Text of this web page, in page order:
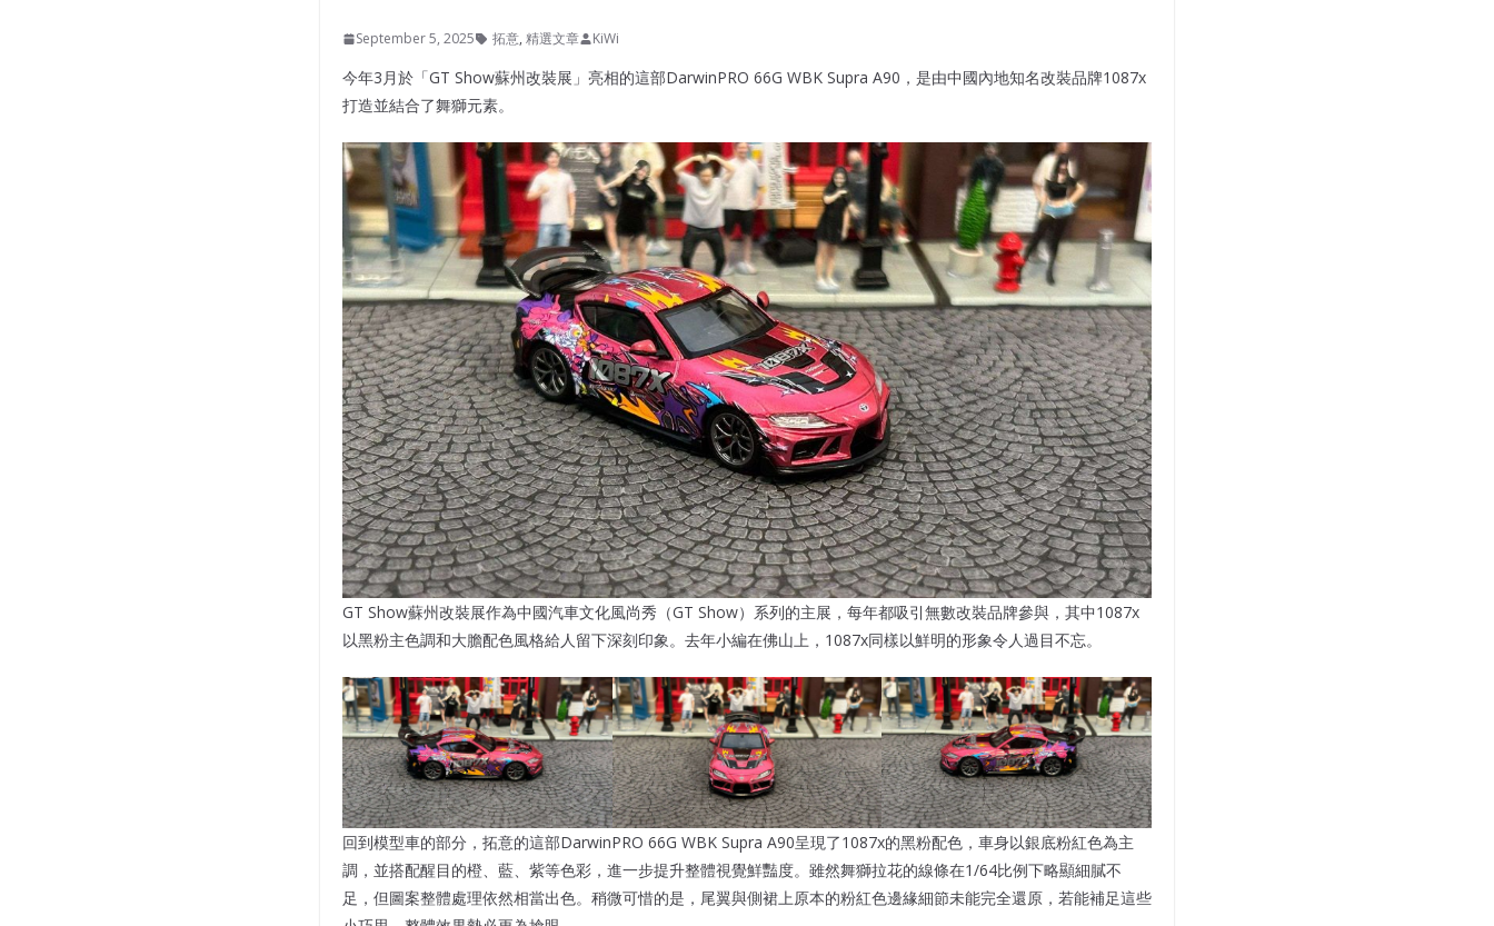
September 5, 2025 拓意, 精選文章 KiWi
今年3月於「GT Show蘇州改裝展」亮相的這部DarwinPRO 66G WBK Supra A90，是由中國內地知名改裝品牌1087x
打造並結合了舞獅元素。
GT Show蘇州改裝展作為中國汽車文化風尚秀（GT Show）系列的主展，每年都吸引無數改裝品牌參與，其中1087x
以黑粉主色調和大膽配色風格給人留下深刻印象。去年小編在佛山上，1087x同樣以鮮明的形象令人過目不忘。
回到模型車的部分，拓意的這部DarwinPRO 66G WBK Supra A90呈現了1087x的黑粉配色，車身以銀底粉紅色為主
調，並搭配醒目的橙、藍、紫等色彩，進一步提升整體視覺鮮豔度。雖然舞獅拉花的線條在1/64比例下略顯細膩不
足，但圖案整體處理依然相當出色。稍微可惜的是，尾翼與側裙上原本的粉紅色邊緣細節未能完全還原，若能補足這些